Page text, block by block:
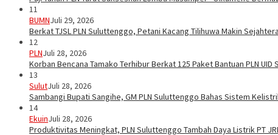
11
BUMNJuli 29, 2026
Berkat TJSL PLN Suluttenggo, Petani Kacang Tilihuwa Makin
12
PLNJuli 28, 2026
Korban Bencana Tamako Terhibur Berkat 125 Paket Bantuan PLN
13
SulutJuli 28, 2026
Sambangi Bupati Sangihe, GM PLN Suluttenggo Bahas Sistem
14
EkuinJuli 28, 2026
Produktivitas Meningkat, PLN Suluttenggo Tambah Daya Listrik PT